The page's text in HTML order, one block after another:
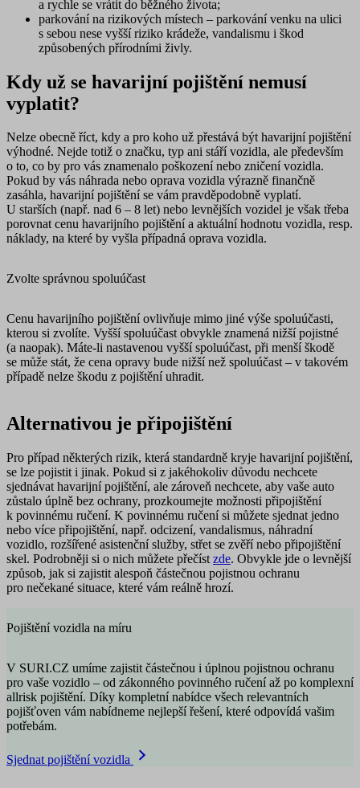
a rychle se vrátit do běžného života;
parkování na rizikových místech – parkování venku na ulici
s sebou nese vyšší riziko krádeže, vandalismu i škod
způsobených přírodními živly.
Kdy už se havarijní pojištění nemusí
vyplatit?
Nelze obecně říct, kdy a pro koho už přestává být havarijní pojištění
výhodné. Nejde totiž o značku, typ ani stáří vozidla, ale především
o to, co by pro vás znamenalo poškození nebo zničení vozidla.
Pokud by vás náhrada nebo oprava vozidla výrazně finančně
zasáhla, havarijní pojištění se vám pravděpodobně vyplatí.
U starších (např. nad 6 – 8 let) nebo levnějších vozidel je však třeba
porovnat cenu havarijního pojištění a aktuální hodnotu vozidla, resp.
náklady, na které by vyšla případná oprava vozidla.
Zvolte správnou spoluúčast
Cenu havarijního pojištění ovlivňuje mimo jiné výše spoluúčasti,
kterou si zvolíte. Vyšší spoluúčast obvykle znamená nižší pojistné
(a naopak). Máte-li nastavenou vyšší spoluúčast, při menší škodě
se může stát, že cena opravy bude nižší než spoluúčast – v takovém
případě nelze škodu z pojištění uhradit.
Alternativou je připojištění
Pro případ některých rizik, která standardně kryje havarijní pojištění,
se lze pojistit i jinak. Pokud si z jakéhokoliv důvodu nechcete
sjednávat havarijní pojištění, ale zároveň nechcete, aby vaše auto
zůstalo úplně bez ochrany, prozkoumejte možnosti připojištění
k povinnému ručení. K povinnému ručení si můžete sjednat jedno
nebo více připojištění, např. odcizení, vandalismus, náhradní
vozidlo, rozšířené asistenční služby, střet se zvěří nebo připojištění
skel. Podrobněji si o nich můžete přečíst zde. Obvykle jde o levnější
způsob, jak si zajistit alespoň částečnou pojistnou ochranu
pro nečekané situace, které vám reálně hrozí.
Pojištění vozidla na míru
V SURI.CZ umíme zajistit částečnou i úplnou pojistnou ochranu
pro vaše vozidlo – od zákonného povinného ručení až po komplexní
allrisk pojištění. Díky kompletní nabídce všech relevantních
pojišťoven vám nabídneme nejlepší řešení, které odpovídá vašim
potřebám.
Sjednat pojištění vozidla